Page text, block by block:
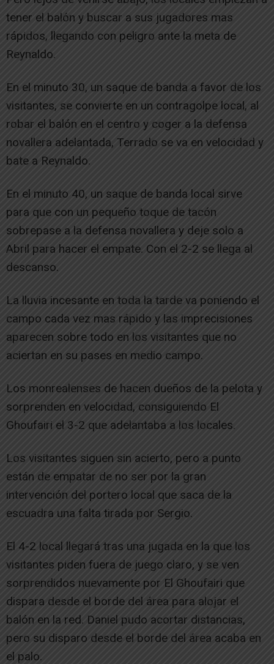
tener el balón y buscar a sus jugadores mas
rápidos, llegando con peligro ante la meta de
Reynaldo.
En el minuto 30, un saque de banda a favor de los
visitantes, se convierte en un contragolpe local, al
robar el balón en el centro y coger a la defensa
novallera adelantada, Terrado se va en velocidad y
bate a Reynaldo.
En el minuto 40, un saque de banda local sirve
para que con un pequeño toque de tacón
sobrepase a la defensa novallera y deje solo a
Abril para hacer el empate. Con el 2-2 se llega al
descanso.
La lluvia incesante en toda la tarde va poniendo el
campo cada vez mas rápido y las imprecisiones
aparecen sobre todo en los visitantes que no
aciertan en su pases en medio campo.
Los monrealenses de hacen dueños de la pelota y
sorprenden en velocidad, consiguiendo El
Ghoufairi el 3-2 que adelantaba a los locales.
Los visitantes siguen sin acierto, pero a punto
están de empatar de no ser por la gran
intervención del portero local que saca de la
escuadra una falta tirada por Sergio.
El 4-2 local llegará tras una jugada en la que los
visitantes piden fuera de juego claro, y se ven
sorprendidos nuevamente por El Ghoufairi que
dispara desde el borde del área para alojar el
balón en la red. Daniel pudo acortar distancias,
pero su disparo desde el borde del área acaba en
el palo.